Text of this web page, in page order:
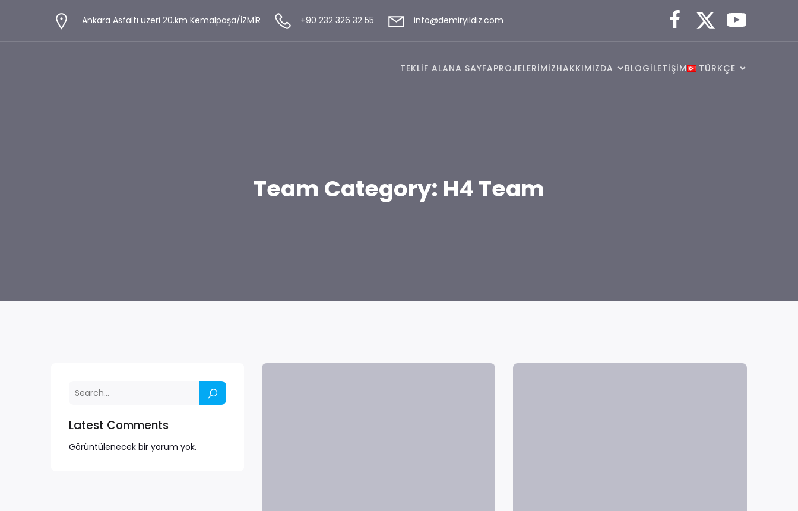
Ankara Asfaltı üzeri 20.km Kemalpaşa/İZMİR +90 232 326 32 55 info@demiryildiz.com
TEKLİF ALANA SAYFAPROJELERİMİZHAKKIMIZDA BLOGİLETİŞİM TÜRKÇE
Team Category: H4 Team
Latest Comments
Görüntülenecek bir yorum yok.